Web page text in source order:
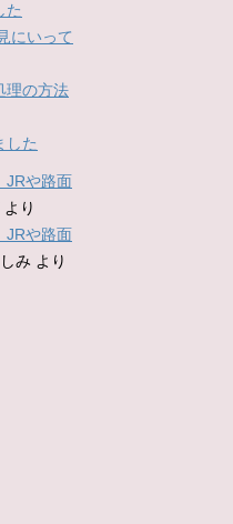
た
にいって
理の方法
した
JRや路面
より
JRや路面
み より